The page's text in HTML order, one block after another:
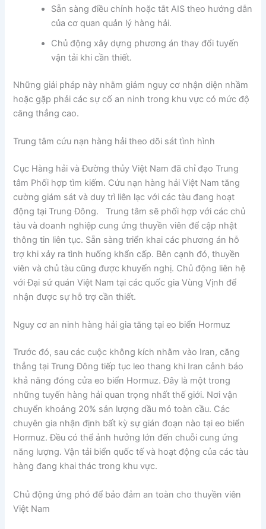
Sẵn sàng điều chỉnh hoặc tắt AIS theo hướng dẫn
của cơ quan quản lý hàng hải.
Chủ động xây dựng phương án thay đổi tuyến
vận tải khi cần thiết.
Những giải pháp này nhằm giảm nguy cơ nhận diện nhầm
hoặc gặp phải các sự cố an ninh trong khu vực có mức độ
căng thẳng cao.
Trung tâm cứu nạn hàng hải theo dõi sát tình hình
Cục Hàng hải và Đường thủy Việt Nam đã chỉ đạo Trung
tâm Phối hợp tìm kiếm. Cứu nạn hàng hải Việt Nam tăng
cường giám sát và duy trì liên lạc với các tàu đang hoạt
động tại Trung Đông. Trung tâm sẽ phối hợp với các chủ
tàu và doanh nghiệp cung ứng thuyền viên để cập nhật
thông tin liên tục. Sẵn sàng triển khai các phương án hỗ
trợ khi xảy ra tình huống khẩn cấp. Bên cạnh đó, thuyền
viên và chủ tàu cũng được khuyến nghị. Chủ động liên hệ
với Đại sứ quán Việt Nam tại các quốc gia Vùng Vịnh để
nhận được sự hỗ trợ cần thiết.
Nguy cơ an ninh hàng hải gia tăng tại eo biển Hormuz
Trước đó, sau các cuộc không kích nhằm vào Iran, căng
thẳng tại Trung Đông tiếp tục leo thang khi Iran cảnh báo
khả năng đóng cửa eo biển Hormuz. Đây là một trong
những tuyến hàng hải quan trọng nhất thế giới. Nơi vận
chuyển khoảng 20% sản lượng dầu mỏ toàn cầu. Các
chuyên gia nhận định bất kỳ sự gián đoạn nào tại eo biển
Hormuz. Đều có thể ảnh hưởng lớn đến chuỗi cung ứng
năng lượng. Vận tải biển quốc tế và hoạt động của các tàu
hàng đang khai thác trong khu vực.
Chủ động ứng phó để bảo đảm an toàn cho thuyền viên
Việt Nam